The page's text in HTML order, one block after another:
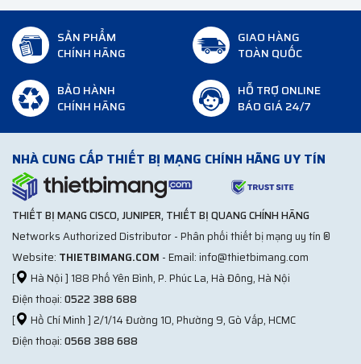
SẢN PHẨM
CHÍNH HÃNG
GIAO HÀNG
TOÀN QUỐC
BẢO HÀNH
CHÍNH HÃNG
HỖ TRỢ ONLINE
BÁO GIÁ 24/7
NHÀ CUNG CẤP THIẾT BỊ MẠNG CHÍNH HÃNG UY TÍN
THIẾT BỊ MẠNG CISCO, JUNIPER, THIẾT BỊ QUANG CHÍNH HÃNG
Networks Authorized Distributor - Phân phối thiết bị mạng uy tín ®
Website: THIETBIMANG.COM - Email: info@thietbimang.com
[
Hà Nội ] 188 Phố Yên Bình, P. Phúc La, Hà Đông, Hà Nội
Điện thoại:0522 388 688
[
Hồ Chí Minh ] 2/1/14 Đường 10, Phường 9, Gò Vấp, HCMC
Điện thoại:0568 388 688